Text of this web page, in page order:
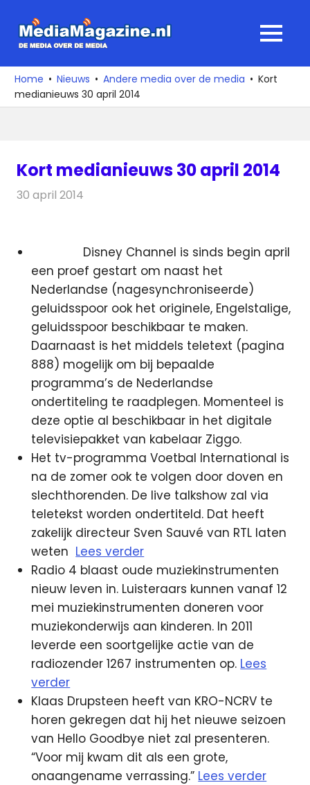
naar
media
over
de
MENU
Home Nieuws Andere media over de media
Kort
medianieuws 30 april 2014
Kort medianieuws 30 april 2014
30 april 2014
Disney Channel is sinds begin april
een proef gestart om naast het
Nederlandse (nagesynchroniseerde)
geluidsspoor ook het originele, Engelstalige,
geluidsspoor beschikbaar te maken.
Daarnaast is het middels teletext (pagina
888) mogelijk om bij bepaalde
programma’s de Nederlandse
ondertiteling te raadplegen. Momenteel is
deze optie al beschikbaar in het digitale
televisiepakket van kabelaar Ziggo.
Het tv-programma Voetbal International is
na de zomer ook te volgen door doven en
slechthorenden. De live talkshow zal via
teletekst worden ondertiteld. Dat heeft
zakelijk directeur Sven Sauvé van RTL laten
weten Lees verder
Radio 4 blaast oude muziekinstrumenten
nieuw leven in. Luisteraars kunnen vanaf 12
mei muziekinstrumenten doneren voor
muziekonderwijs aan kinderen. In 2011
leverde een soortgelijke actie van de
radiozender 1267 instrumenten op. Lees
verder
Klaas Drupsteen heeft van KRO-NCRV te
horen gekregen dat hij het nieuwe seizoen
van Hello Goodbye niet zal presenteren.
“Voor mij kwam dit als een grote,
onaangename verrassing.” Lees verder